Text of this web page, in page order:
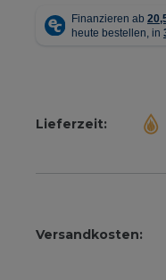
Lieferzeit:
Versandkosten: